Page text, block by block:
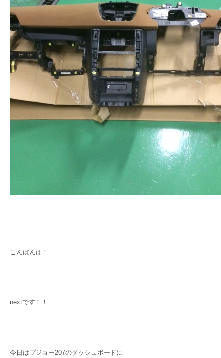
こんばんは！
nextです！！
今日はプジョー207のダッシュボードに